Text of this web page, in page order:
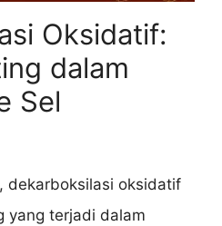
Oksidatif:
dalam
Sel
dekarboksilasi oksidatif
yang terjadi dalam